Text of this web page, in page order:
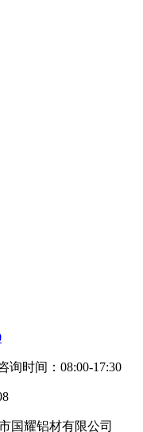
时间：08:00-17:30
国耀铝材有限公司